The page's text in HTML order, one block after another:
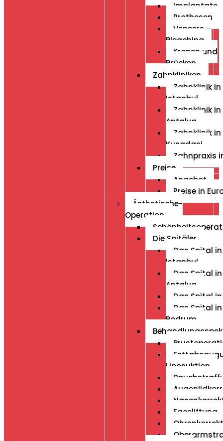
Implantate
Prothesen
Veneers –
Bleaching
Kronen und
Brücken
Zahnkliniken
Zahnklinik in
Istanbul
Zahnklinik in
Antalya
Zahnklinik in
Kusadasi
Zahnpraxis
Preise
Angebot
Preise in
Ästhetische-
Operation
Die Spitäler
Das Spital in
Istanbul
Das Spital in
Antalya
Das Spital
Das Spital in
Bodrum
Liposuktion
Faceliftung